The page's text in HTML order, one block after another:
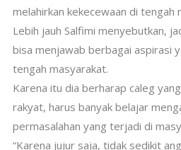
melahirkan kekecewaan di tengah
Lebih jauh Salfimi menyebutkan,
bisa menjawab berbagai aspirasi
tengah masyarakat.
Karena itu dia berharap caleg
rakyat, harus banyak belajar
permasalahan yang terjadi di
“Karena jujur saja, tidak sedikit